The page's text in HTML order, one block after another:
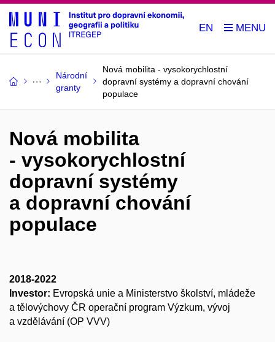
EN
Národní
granty
Nová mobilita - vysokorychlostní
dopravní systémy a dopravní chování
populace
Nová mobilita
- vysokorychlostní
dopravní systémy
a dopravní chování
populace
2018-2022
Investor: Evropská unie a Ministerstvo školství, mládeže
a tělovýchovy ČR operační program Výzkum, vývoj
a vzdělávání (OP VVV)